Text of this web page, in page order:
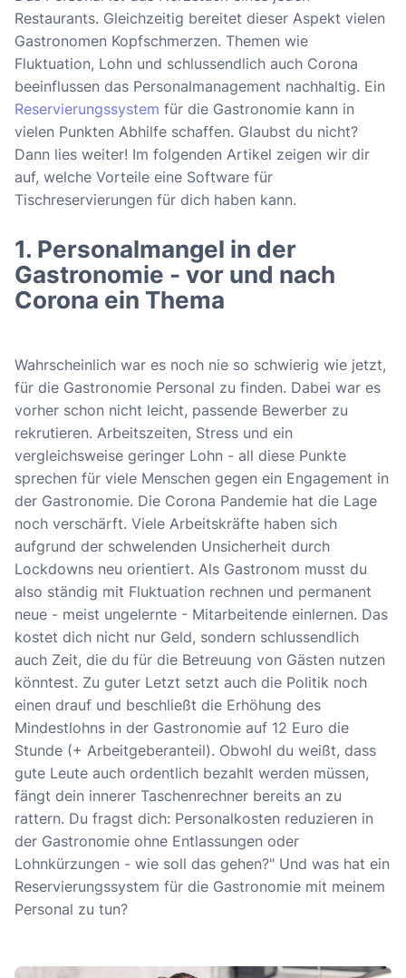
Restaurants. Gleichzeitig bereitet dieser Aspekt vielen
Gastronomen Kopfschmerzen. Themen wie
Fluktuation, Lohn und schlussendlich auch Corona
beeinflussen das Personalmanagement nachhaltig. Ein
Reservierungssystem für die Gastronomie kann in
vielen Punkten Abhilfe schaffen. Glaubst du nicht?
Dann lies weiter! Im folgenden Artikel zeigen wir dir
auf, welche Vorteile eine Software für
Tischreservierungen für dich haben kann.
1. Personalmangel in der
Gastronomie - vor und nach
Corona ein Thema
Wahrscheinlich war es noch nie so schwierig wie jetzt,
für die Gastronomie Personal zu finden. Dabei war es
vorher schon nicht leicht, passende Bewerber zu
rekrutieren. Arbeitszeiten, Stress und ein
vergleichsweise geringer Lohn - all diese Punkte
sprechen für viele Menschen gegen ein Engagement in
der Gastronomie. Die Corona Pandemie hat die Lage
noch verschärft. Viele Arbeitskräfte haben sich
aufgrund der schwelenden Unsicherheit durch
Lockdowns neu orientiert. Als Gastronom musst du
also ständig mit Fluktuation rechnen und permanent
neue - meist ungelernte - Mitarbeitende einlernen. Das
kostet dich nicht nur Geld, sondern schlussendlich
auch Zeit, die du für die Betreuung von Gästen nutzen
könntest. Zu guter Letzt setzt auch die Politik noch
einen drauf und beschließt die Erhöhung des
Mindestlohns in der Gastronomie auf 12 Euro die
Stunde (+ Arbeitgeberanteil). Obwohl du weißt, dass
gute Leute auch ordentlich bezahlt werden müssen,
fängt dein innerer Taschenrechner bereits an zu
rattern. Du fragst dich: Personalkosten reduzieren in
der Gastronomie ohne Entlassungen oder
Lohnkürzungen - wie soll das gehen?" Und was hat ein
Reservierungssystem für die Gastronomie mit meinem
Personal zu tun?